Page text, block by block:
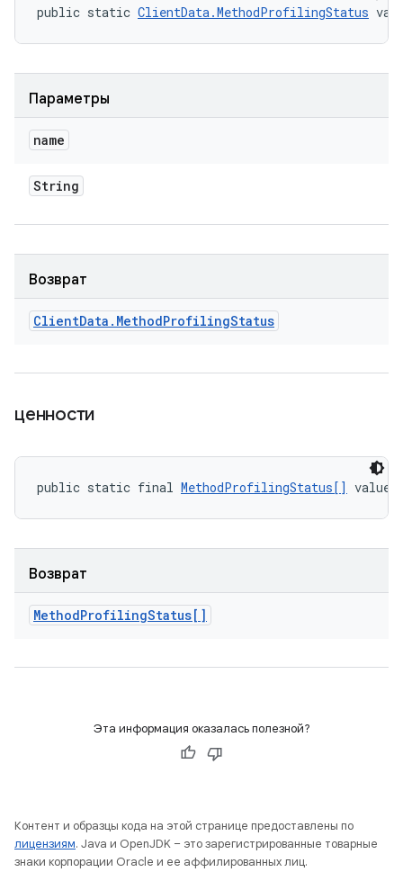
public static ClientData.MethodProfilingStatus
Параметры
name
String
Возврат
ClientData . MethodProfilingStatus
ценности
public static final MethodProfilingStatus[]
Возврат
MethodProfilingStatus[]
Эта информация оказалась полезной?
Контент и образцы кода на этой странице предоставлены по
лицензиям. Java и OpenJDK – это зарегистрированные товарные
знаки корпорации Oracle и ее аффилированных лиц.